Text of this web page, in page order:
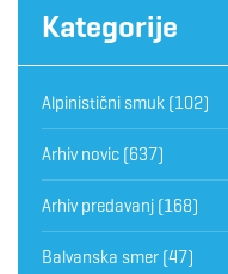
Kategorije
Alpinistični smuk (102)
Arhiv novic (637)
Arhiv predavanj (168)
Balvanska smer (47)